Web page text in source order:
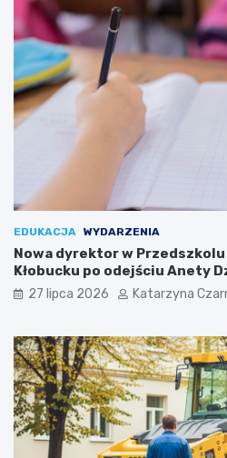
l
u
r
y
r
l
i
a
c
a
k
o
w
e
EDUKACJA WYDARZENIA
Nowa dyrektor w Przedszkolu
Kłobucku po odejściu Anety
27 lipca 2026 Katarzyna